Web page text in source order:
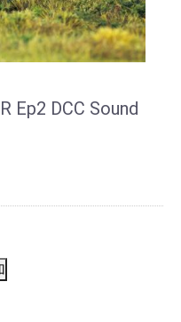
Ep2 DCC Sound